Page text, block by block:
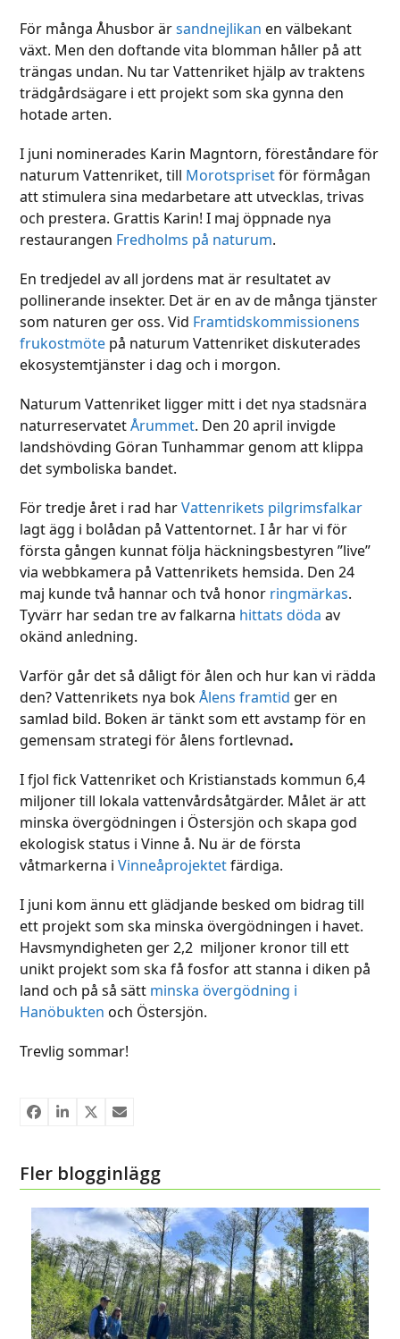
För många Åhusbor ärsandnejlikan en välbekant
växt. Men den doftande vita blomman håller på att
trängas undan. Nu tar Vattenriket hjälp av traktens
trädgårdsägare i ett projekt som ska gynna den
hotade arten.
I juni nominerades Karin Magntorn, föreståndare för
naturum Vattenriket, till Morotsprisetför förmågan
att stimulera sina medarbetare att utvecklas, trivas
och prestera. Grattis Karin! I maj öppnade nya
restaurangen Fredholms på naturum.
En tredjedel av all jordens mat är resultatet av
pollinerande insekter. Det är en av de många tjänster
som naturen ger oss. Vid Framtidskommissionens
frukostmöte på naturum Vattenriket diskuterades
ekosystemtjänster i dag och i morgon.
Naturum Vattenriket ligger mitt i det nya stadsnära
naturreservatetÅrummet. Den 20 april invigde
landshövding Göran Tunhammar genom att klippa
det symboliska bandet.
För tredje året i rad harVattenrikets pilgrimsfalkar
lagt ägg i bolådan på Vattentornet. I år har vi för
första gången kunnat följa häckningsbestyren ”live”
via webbkamera på Vattenrikets hemsida. Den 24
maj kunde två hannar och två honor ringmärkas.
Tyvärr har sedan tre av falkarna hittats döda av
okänd anledning.
Varför går det så dåligt för ålen och hur kan vi rädda
den? Vattenrikets nya bokÅlens framtid ger en
samlad bild. Boken är tänkt som ett avstamp för en
gemensam strategi för ålens fortlevnad.
I fjol fick Vattenriket och Kristianstads kommun 6,4
miljoner till lokala vattenvårdsåtgärder. Målet är att
minska övergödningen i Östersjön och skapa god
ekologisk status i Vinne å. Nu är de första
våtmarkerna iVinneåprojektetfärdiga.
I juni kom ännu ett glädjande besked om bidrag till
ett projekt som ska minska övergödningen i havet.
Havsmyndigheten ger 2,2 miljoner kronor till ett
unikt projekt som ska få fosfor att stanna i diken på
land och på så sätt minska övergödning i
Hanöbukten och Östersjön.
Trevlig sommar!
Fler blogginlägg